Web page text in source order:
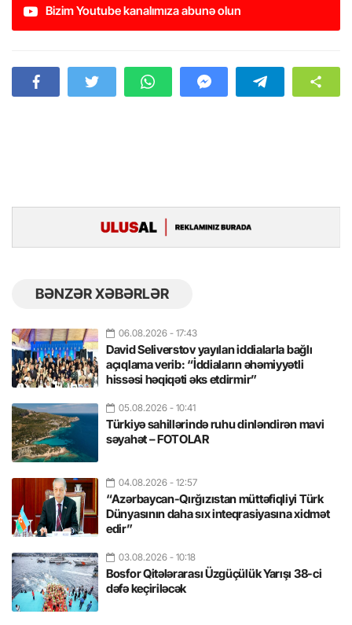
Bizim Youtube kanalımıza abunə olun
BƏNZƏR XƏBƏRLƏR
06.08.2026 - 17:43
David Seliverstov yayılan iddialarla bağlı
açıqlama verib: “İddiaların əhəmiyyətli
hissəsi həqiqəti əks etdirmir”
05.08.2026 - 10:41
Türkiyə sahillərində ruhu dinləndirən mavi
səyahət – FOTOLAR
04.08.2026 - 12:57
“Azərbaycan-Qırğızıstan müttəfiqliyi Türk
Dünyasının daha sıx inteqrasiyasına xidmət
edir”
03.08.2026 - 10:18
Bosfor Qitələrarası Üzgüçülük Yarışı 38-ci
dəfə keçiriləcək